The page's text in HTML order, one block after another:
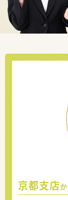
京都支店